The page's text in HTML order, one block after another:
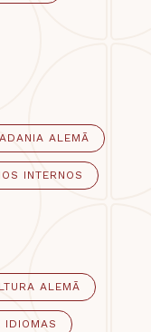
ALEMÃ
INTERNOS
ALEMÃ
IDIOMAS